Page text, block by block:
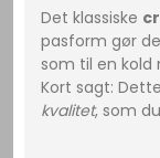
Det klassiske
pasform gør
som til en kold
Kort sagt:
kvalitet, som